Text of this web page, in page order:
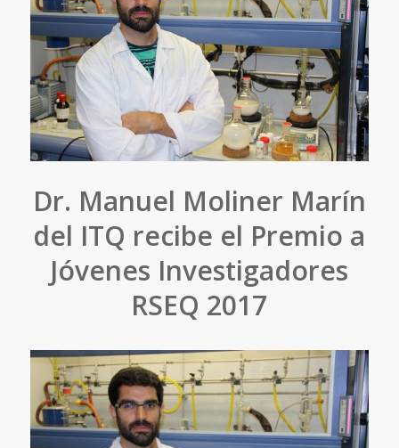
Dr. Manuel Moliner Marín
del ITQ recibe el Premio a
Jóvenes Investigadores
RSEQ 2017